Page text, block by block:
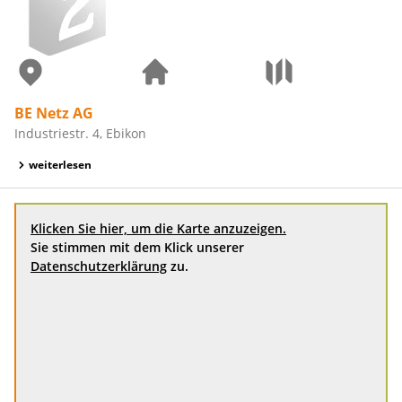
BE Netz AG
Industriestr. 4, Ebikon
weiterlesen
Klicken Sie hier, um die Karte anzuzeigen.
Sie stimmen mit dem Klick unserer
Datenschutzerklärung zu.